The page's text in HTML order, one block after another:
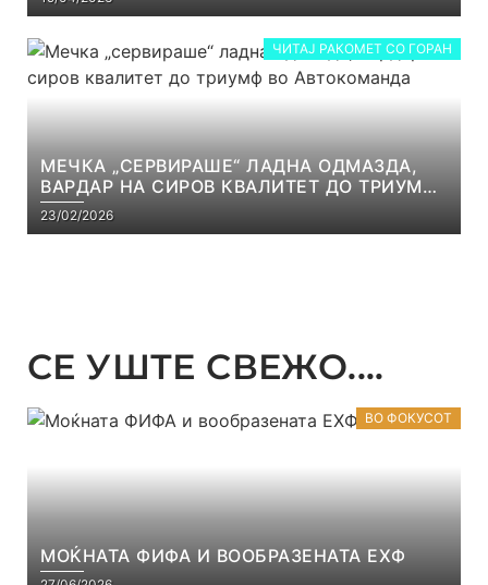
ЧИТАЈ РАКОМЕТ СО ГОРАН
МЕЧКА „СЕРВИРАШЕ“ ЛАДНА ОДМАЗДА,
ВАРДАР НА СИРОВ КВАЛИТЕТ ДО ТРИУМФ
ВО АВТОКОМАНДА
23/02/2026
СЕ УШТЕ СВЕЖО....
ВО ФОКУСОТ
МОЌНАТА ФИФА И ВООБРАЗЕНАТА ЕХФ